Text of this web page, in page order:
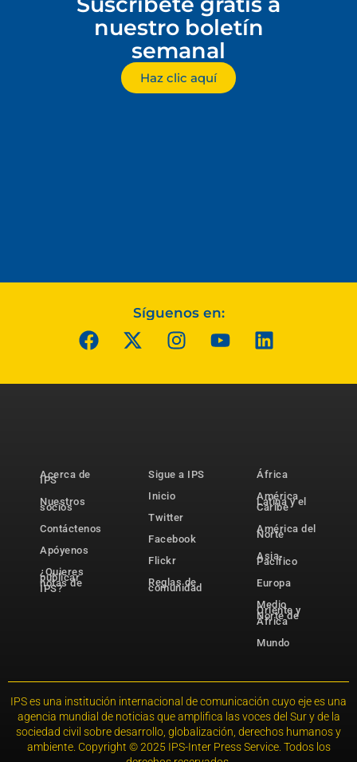
nuestro boletín
semanal
Haz clic aquí
Síguenos en:
Acerca de
IPS
Nuestros
socios
Contáctenos
Apóyenos
¿Quieres
publicar
notas de
IPS?
Sigue a IPS
Inicio
Twitter
Facebook
Flickr
Reglas de
comunidad
África
América
Latina y el
Caribe
América del
Norte
Asia-
Pacífico
Europa
Medio
Oriente y
Norte de
África
Mundo
IPS es una institución internacional de comunicación cuyo eje es una
agencia mundial de noticias que amplifica las voces del Sur y de la
sociedad civil sobre desarrollo, globalización, derechos humanos y
ambiente. Copyright © 2025 IPS-Inter Press Service. Todos los